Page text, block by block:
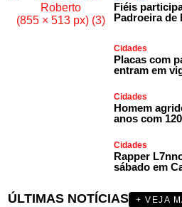
Fiéis
Padroeira de
Cidades
Placas com
entram em
Cidades
Homem
anos com
Cidades
Rapper
sábado em
ÚLTIMAS NOTÍCIAS
+ VEJA